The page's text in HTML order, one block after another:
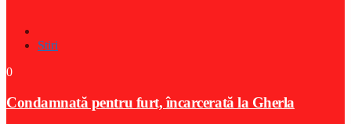
Stiri
0
Condamnată pentru furt, încarcerată la Gherla